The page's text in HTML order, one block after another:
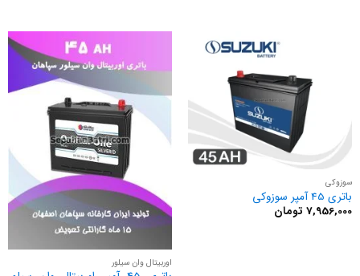
سوزوکی
باتری 45 آمپر سوزوکی
7,956,000 تومان
اوربیتال وان سیلور